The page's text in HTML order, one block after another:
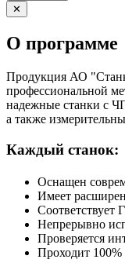
✕
О программе
Продукция АО
профессиональной
надежные станки с
а также
Каждый станок:
Оснащен
Имеет
Соответствует
Непрерывно
Проверяется
Проходит